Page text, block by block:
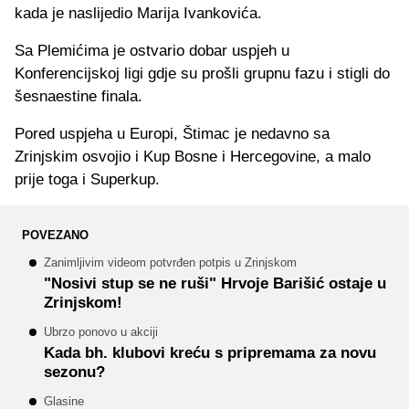
kada je naslijedio Marija Ivankovića.
Sa Plemićima je ostvario dobar uspjeh u
Konferencijskoj ligi gdje su prošli grupnu fazu i stigli do
šesnaestine finala.
Pored uspjeha u Europi, Štimac je nedavno sa
Zrinjskim osvojio i Kup Bosne i Hercegovine, a malo
prije toga i Superkup.
POVEZANO
Zanimljivim videom potvrđen potpis u Zrinjskom
"Nosivi stup se ne ruši" Hrvoje Barišić ostaje u
Zrinjskom!
Ubrzo ponovo u akciji
Kada bh. klubovi kreću s pripremama za novu
sezonu?
Glasine